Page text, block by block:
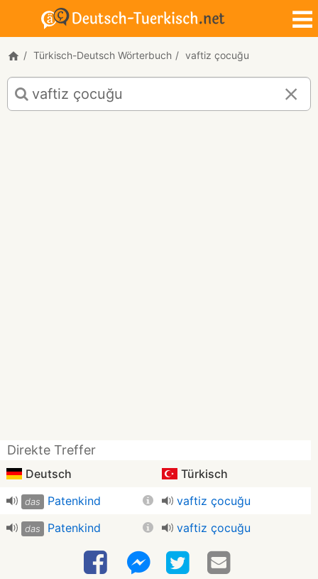
Türkisch-Deutsch Wörterbuch vaftiz çocuğu
Türkisch-
Deutsch
Übersetzung
Direkte Treffer
Deutsch Türkisch
das Patenkind vaftiz çocuğu
das Patenkind vaftiz çocuğu